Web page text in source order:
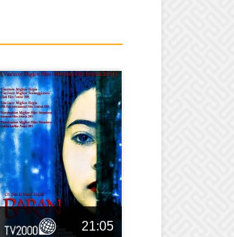
21:05